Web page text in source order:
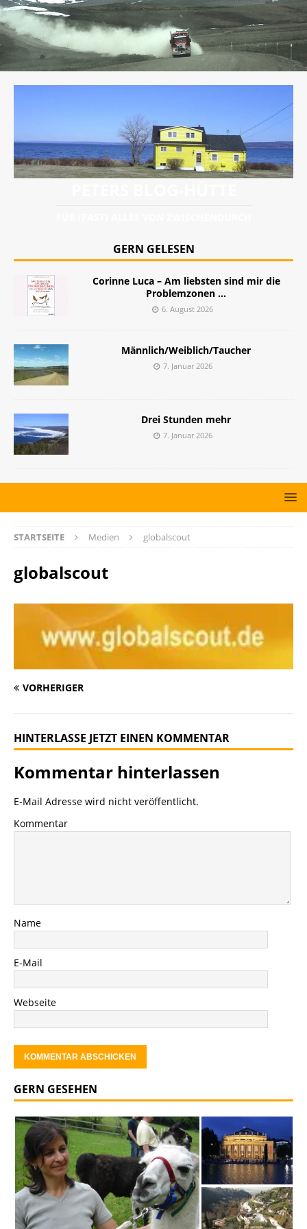
GERN GELESEN
Corinne Luca – Am liebsten sind mir die
Problemzonen …
6. August 2026
Männlich/Weiblich/Taucher
7. Januar 2026
Drei Stunden mehr
7. Januar 2026
STARTSEITE Medien globalscout
globalscout
VORHERIGER
HINTERLASSE JETZT EINEN KOMMENTAR
Kommentar hinterlassen
E-Mail Adresse wird nicht veröffentlicht.
Kommentar
Name
E-Mail
Webseite
GERN GESEHEN